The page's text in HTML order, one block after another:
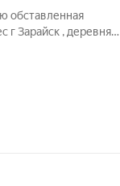
обставленная
г Зарайск , деревня
, большой